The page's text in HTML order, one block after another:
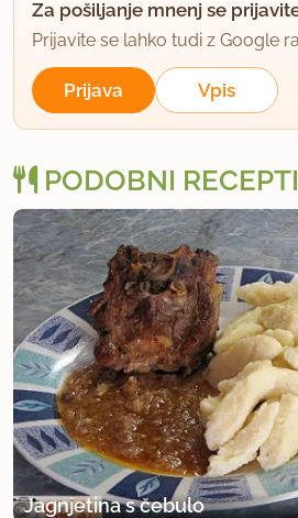
Za pošiljanje mnenj se
Prijavite se lahko tudi z Google
Prijava Vpis
PODOBNI RECEPTI
Jagnjetina s čebulo